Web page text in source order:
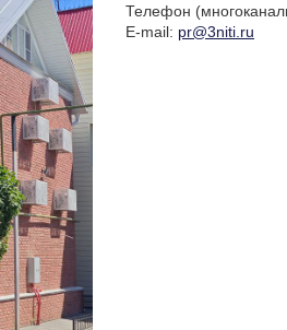
Телефон
E-mail: pr@3niti.ru